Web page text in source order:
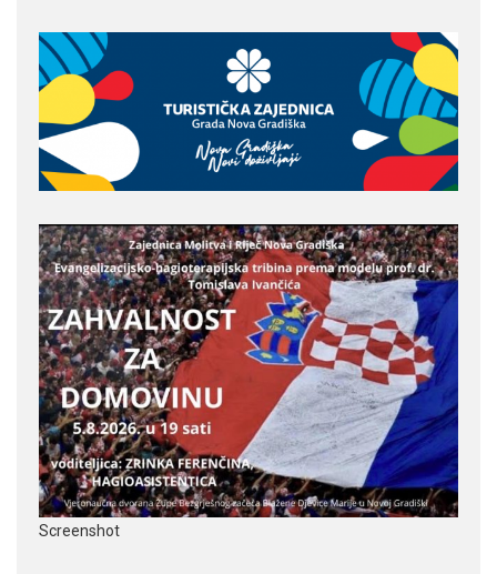
Screenshot